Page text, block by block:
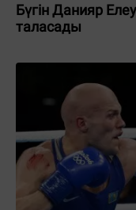
Бүгін Данияр
таласады